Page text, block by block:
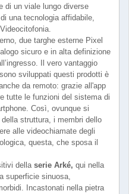
di un viale lungo diverse
una tecnologia affidabile,
due targhe esterne Pixel
sicuro e in alta definizione
Il vero vantaggio
sviluppati questi prodotti è
da remoto: grazie all'app
tutte le funzioni del sistema di
Così, ovunque si
della struttura, i membri dello
alle videochiamate degli
questa, che sposa il
della serie Arké, qui nella
superficie sinuosa,
Incastonati nella pietra